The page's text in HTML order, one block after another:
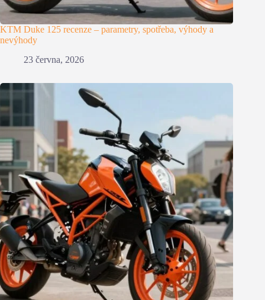
KTM Duke 125 recenze – parametry, spotřeba, výhody a
nevýhody
23 června, 2026